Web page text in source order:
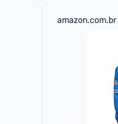
amazon.com.br